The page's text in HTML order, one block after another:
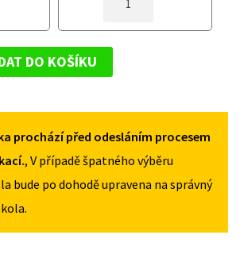
KOLO
OD
DO KOŠÍKU
prochází před odesláním procesem
, V případě špatného výběru
bude po dohodě upravena na správný